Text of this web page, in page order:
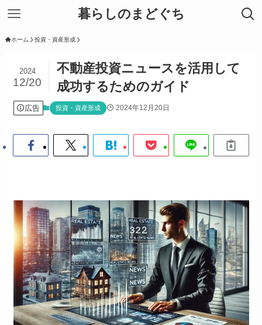
暮らしのまどぐち
ホーム 投資・資産形成
不動産投資ニュースを活用して
成功するためのガイド
2024
12/20
広告 投資・資産形成 2024年12月20日